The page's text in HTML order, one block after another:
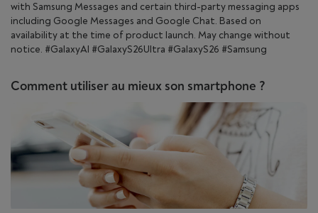
with Samsung Messages and certain third-party messaging apps
including Google Messages and Google Chat. Based on
availability at the time of product launch. May change without
notice. #GalaxyAI #GalaxyS26Ultra #GalaxyS26 #Samsung
Comment utiliser au mieux son smartphone ?